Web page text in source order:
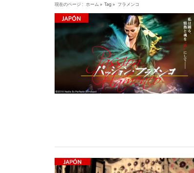
現在のページ : ホーム » Tag » フラメンコ